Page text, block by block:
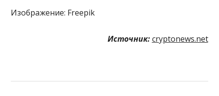
Изображение: Freepik
Источник: cryptonews.net